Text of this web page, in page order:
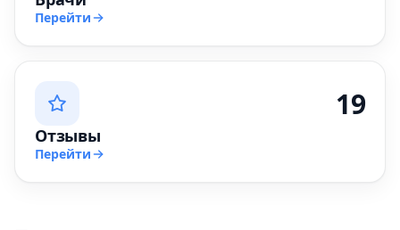
Перейти
19
Отзывы
Перейти